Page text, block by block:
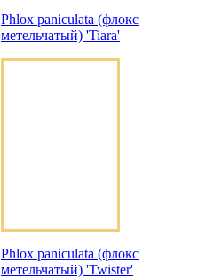
Phlox paniculata (флокс
метельчатый) 'Tiara'
Phlox paniculata (флокс
метельчатый) 'Twister'